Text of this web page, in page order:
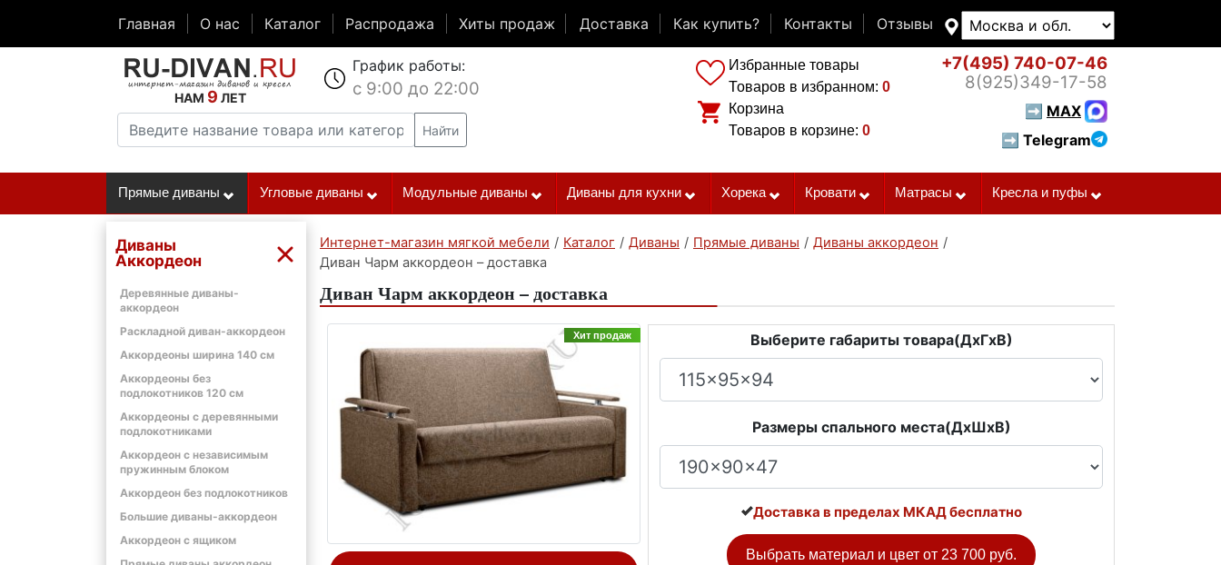
Главная О нас Каталог Распродажа Хиты продаж Доставка Как купить? Контакты Отзывы
НАМ 9 ЛЕТ
График работы:
с 9:00 до 22:00
Найти
Избранные товары
Товаров в избранном: 0
Корзина
Товаров в корзине: 0
+7(495) 740-07-46
8(925)349-17-58
➡ MAX
➡ Telegram
Прямые диваны Угловые диваны Модульные диваны Диваны для кухни Хорека Кровати Матрасы Кресла и пуфы
Диваны
Аккордеон
Деревянные диваны-
аккордеон
Раскладной диван-аккордеон
Аккордеоны ширина 140 см
Аккордеоны без
подлокотников 120 см
Аккордеоны с деревянными
подлокотниками
Аккордеон с независимым
пружинным блоком
Аккордеон без подлокотников
Большие диваны-аккордеон
Аккордеон с ящиком
Интернет-магазин мягкой мебели / Каталог / Диваны / Прямые диваны / Диваны аккордеон /
Диван Чарм аккордеон – доставка
Диван Чарм аккордеон – доставка
Хит продаж Выберите габариты товара(ДxГxВ)
Размеры спального места(ДxШxВ)
Доставка в пределах МКАД бесплатно
Выбрать материал и цвет от 23 700 руб.